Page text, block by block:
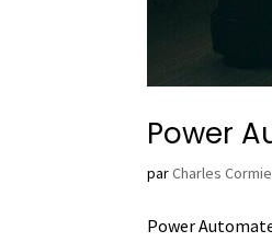
Power
parCharles
Power